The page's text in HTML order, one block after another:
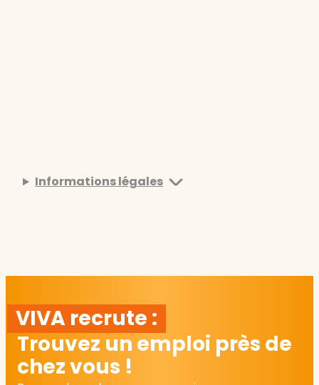
Informations légales
VIVA recrute :
Trouvez un emploi près de
chez vous !